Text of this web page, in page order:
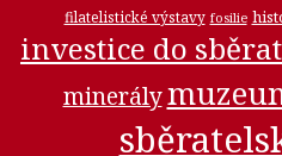
filatelistické výstavy fosilie
investice do
minerály